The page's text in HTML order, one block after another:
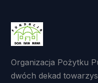
Organizacja Pożytku
dwóch dekad